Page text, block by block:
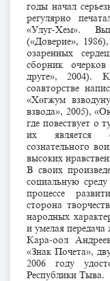
годы начал
регулярно
«Улуг-Хем».
(«Доверие»,
озаренных
сборник
друге», 2004).
соавторстве
«Хөгжум
взвода», 2005),
где повествует о
их является
сознательного
высоких
В своих
социальную
процессе
сторона
народных
и умелая
Кара-оол
«Знак Почета»,
2006 году
Республики Тыва.